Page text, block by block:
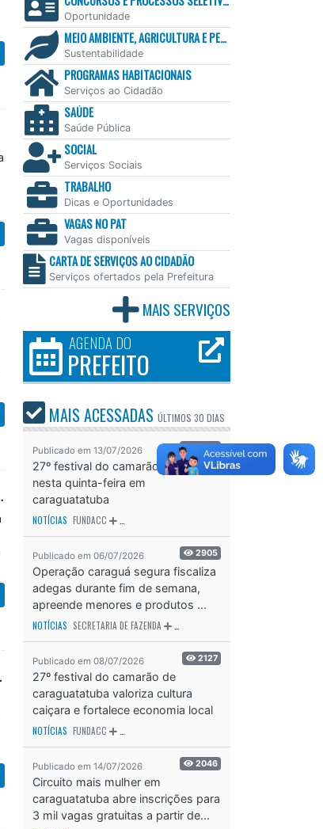
Oportunidade
MEIO AMBIENTE, AGRICULTURA E PESCA
Sustentabilidade
PROGRAMAS HABITACIONAIS
Serviços ao Cidadão
SAÚDE
Saúde Pública
SOCIAL
Serviços Sociais
TRABALHO
Dicas e Oportunidades
VAGAS NO PAT
Vagas disponíveis
CARTA DE SERVIÇOS AO CIDADÃO
Serviços ofertados pela Prefeitura
MAIS SERVIÇOS
AGENDA DO
PREFEITO
MAIS ACESSADAS ÚLTIMOS 30 DIAS
Publicado em 13/07/2026 3558
27º festival do camarão começa
nesta quinta-feira em
caraguatatuba
NOTÍCIAS FUNDACC
Publicado em 06/07/2026 2905
Operação caraguá segura fiscaliza
adegas durante fim de semana,
apreende menores e produtos ...
NOTÍCIAS SECRETARIA DE FAZENDA
Publicado em 08/07/2026 2127
27º festival do camarão de
caraguatatuba valoriza cultura
caiçara e fortalece economia local
NOTÍCIAS FUNDACC
Publicado em 14/07/2026 2046
Circuito mais mulher em
caraguatatuba abre inscrições para
3 mil vagas gratuitas a partir de...